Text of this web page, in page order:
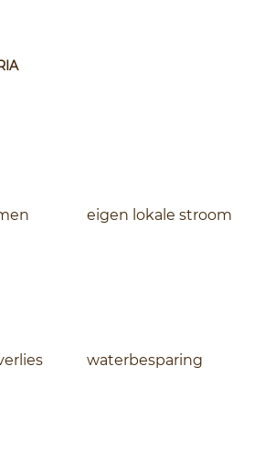
eigen lokale stroom
waterbesparing